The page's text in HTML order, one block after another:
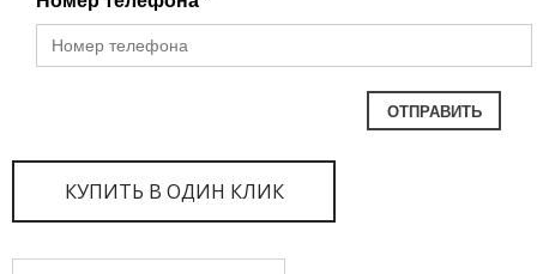
КУПИТЬ В ОДИН КЛИК